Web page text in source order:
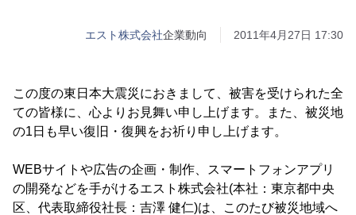
エスト株式会社企業動向 2011年4月27日 17:30
この度の東日本大震災におきまして、被害を受けられた全
ての皆様に、心よりお見舞い申し上げます。また、被災地
の1日も早い復旧・復興をお祈り申し上げます。
WEBサイトや広告の企画・制作、スマートフォンアプリ
の開発などを手がけるエスト株式会社(本社：東京都中央
区、代表取締役社長：吉澤 健仁)は、このたび被災地域へ